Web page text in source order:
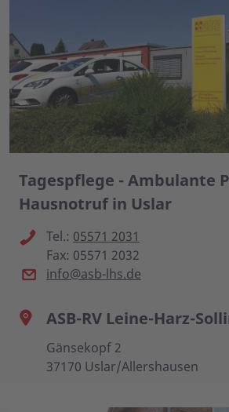
Tagespflege - Ambulante
Hausnotruf in Uslar
Tel.: 05571 2031
Fax: 05571 2032
info@asb-lhs.de
ASB-RV Leine-Harz-
Gänsekopf 2
37170 Uslar/Allershausen